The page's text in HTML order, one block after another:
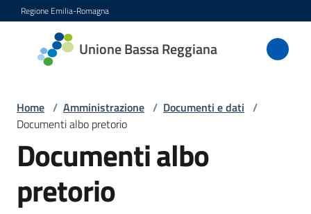
Vai al contenuto
Vai alla navigazione
Vai al footer
Regione Emilia-Romagna
Unione Bassa Reggiana
Unione
Bassa
Amministrazione
Menu selezionato
Novità
Home / Amministrazione / Documenti e dati /
Documenti albo pretorio
Documenti albo
pretorio